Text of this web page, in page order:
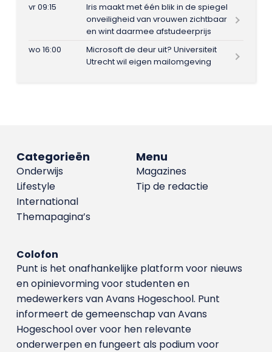
vr 09:15
Iris maakt met één blik in de spiegel
onveiligheid van vrouwen zichtbaar
en wint daarmee afstudeerprijs
wo 16:00
Microsoft de deur uit? Universiteit
Utrecht wil eigen mailomgeving
Menu
Magazines
Tip de redactie
Categorieën
Onderwijs
Lifestyle
International
Themapagina’s
Colofon
Punt is het onafhankelijke platform voor nieuws
en opinievorming voor studenten en
medewerkers van Avans Hoge­school. Punt
informeert de gemeenschap van Avans
Hogeschool over voor hen relevante
onderwerpen en fungeert als podium voor